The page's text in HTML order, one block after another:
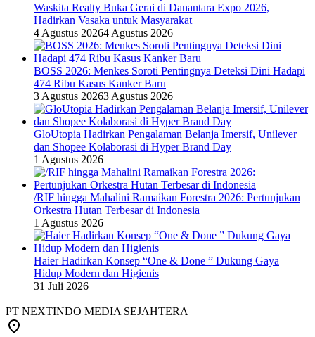
Waskita Realty Buka Gerai di Danantara Expo 2026,
Hadirkan Vasaka untuk Masyarakat
4 Agustus 20264 Agustus 2026
BOSS 2026: Menkes Soroti Pentingnya Deteksi Dini Hadapi
474 Ribu Kasus Kanker Baru
3 Agustus 20263 Agustus 2026
GloUtopia Hadirkan Pengalaman Belanja Imersif, Unilever
dan Shopee Kolaborasi di Hyper Brand Day
1 Agustus 2026
/RIF hingga Mahalini Ramaikan Forestra 2026: Pertunjukan
Orkestra Hutan Terbesar di Indonesia
1 Agustus 2026
Haier Hadirkan Konsep “One & Done ” Dukung Gaya
Hidup Modern dan Higienis
31 Juli 2026
PT NEXTINDO MEDIA SEJAHTERA